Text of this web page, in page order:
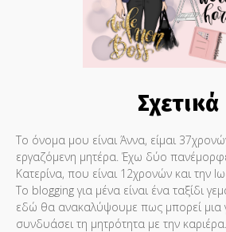
Σχετικά
Το όνομα μου είναι Άννα, είμαι
εργαζόμενη μητέρα. Έχω δύο
Κατερίνα, που είναι 12χρονών και την
Το blogging για μένα είναι ένα ταξίδι
εδώ θα ανακαλύψουμε πως μπορεί μια
συνδυάσει τη μητρότητα με την καριέρα.